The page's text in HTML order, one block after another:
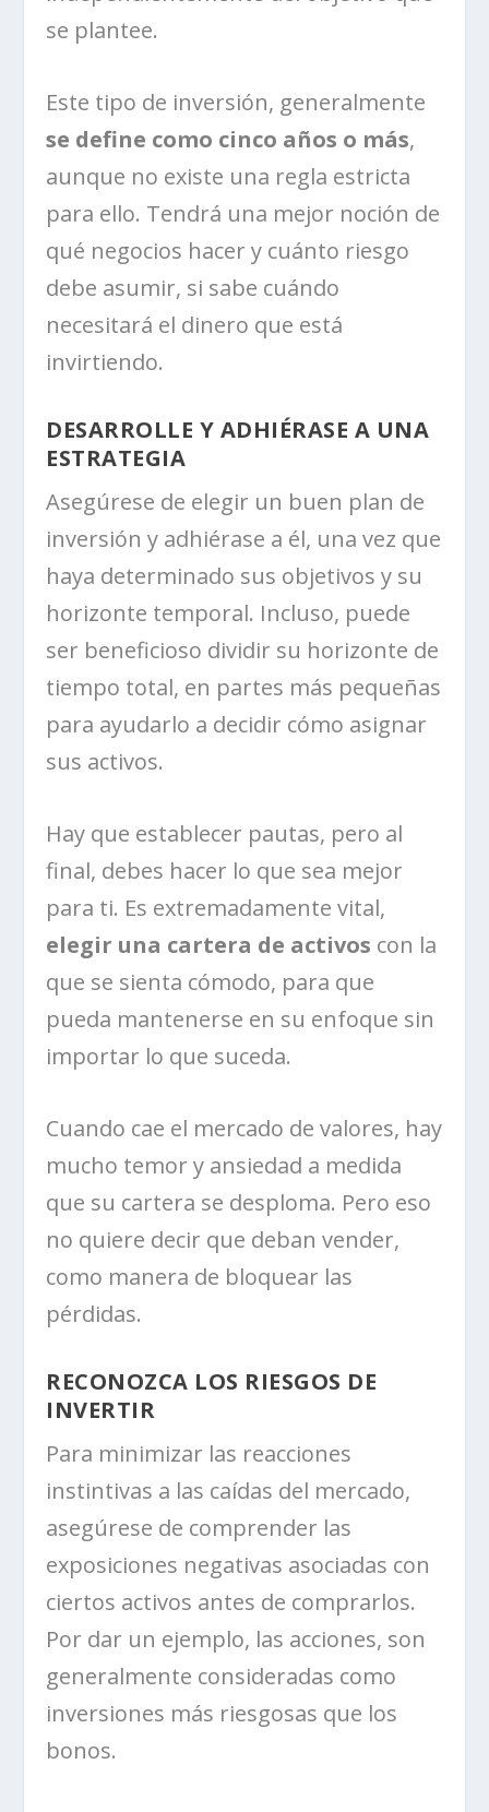
se plantee.
Este tipo de inversión, generalmente
se define como cinco años o más,
aunque no existe una regla estricta
para ello. Tendrá una mejor noción de
qué negocios hacer y cuánto riesgo
debe asumir, si sabe cuándo
necesitará el dinero que está
invirtiendo.
DESARROLLE Y ADHIÉRASE A UNA
ESTRATEGIA
Asegúrese de elegir un buen plan de
inversión y adhiérase a él, una vez que
haya determinado sus objetivos y su
horizonte temporal. Incluso, puede
ser beneficioso dividir su horizonte de
tiempo total, en partes más pequeñas
para ayudarlo a decidir cómo asignar
sus activos.
Hay que establecer pautas, pero al
final, debes hacer lo que sea mejor
para ti. Es extremadamente vital,
elegir una cartera de activos con la
que se sienta cómodo, para que
pueda mantenerse en su enfoque sin
importar lo que suceda.
Cuando cae el mercado de valores, hay
mucho temor y ansiedad a medida
que su cartera se desploma. Pero eso
no quiere decir que deban vender,
como manera de bloquear las
pérdidas.
RECONOZCA LOS RIESGOS DE
INVERTIR
Para minimizar las reacciones
instintivas a las caídas del mercado,
asegúrese de comprender las
exposiciones negativas asociadas con
ciertos activos antes de comprarlos.
Por dar un ejemplo, las acciones, son
generalmente consideradas como
inversiones más riesgosas que los
bonos.